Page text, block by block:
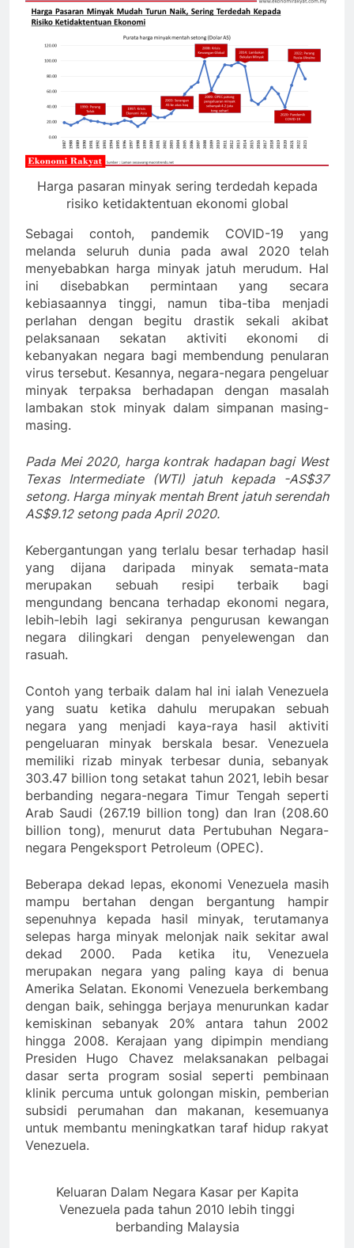
Harga pasaran minyak sering terdedah kepada
risiko ketidaktentuan ekonomi global
Sebagai contoh, pandemik COVID-19 yang
melanda seluruh dunia pada awal 2020 telah
menyebabkan harga minyak jatuh merudum. Hal
ini disebabkan permintaan yang secara
kebiasaannya tinggi, namun tiba-tiba menjadi
perlahan dengan begitu drastik sekali akibat
pelaksanaan sekatan aktiviti ekonomi di
kebanyakan negara bagi membendung penularan
virus tersebut. Kesannya, negara-negara pengeluar
minyak terpaksa berhadapan dengan masalah
lambakan stok minyak dalam simpanan masing-
masing.
Pada Mei 2020, harga kontrak hadapan bagi West
Texas Intermediate (WTI) jatuh kepada -AS$37
setong. Harga minyak mentah Brent jatuh serendah
AS$9.12 setong pada April 2020.
Kebergantungan yang terlalu besar terhadap hasil
yang dijana daripada minyak semata-mata
merupakan sebuah resipi terbaik bagi
mengundang bencana terhadap ekonomi negara,
lebih-lebih lagi sekiranya pengurusan kewangan
negara dilingkari dengan penyelewengan dan
rasuah.
Contoh yang terbaik dalam hal ini ialah Venezuela
yang suatu ketika dahulu merupakan sebuah
negara yang menjadi kaya-raya hasil aktiviti
pengeluaran minyak berskala besar. Venezuela
memiliki rizab minyak terbesar dunia, sebanyak
303.47 billion tong setakat tahun 2021, lebih besar
berbanding negara-negara Timur Tengah seperti
Arab Saudi (267.19 billion tong) dan Iran (208.60
billion tong), menurut data Pertubuhan Negara-
negara Pengeksport Petroleum (OPEC).
Beberapa dekad lepas, ekonomi Venezuela masih
mampu bertahan dengan bergantung hampir
sepenuhnya kepada hasil minyak, terutamanya
selepas harga minyak melonjak naik sekitar awal
dekad 2000. Pada ketika itu, Venezuela
merupakan negara yang paling kaya di benua
Amerika Selatan. Ekonomi Venezuela berkembang
dengan baik, sehingga berjaya menurunkan kadar
kemiskinan sebanyak 20% antara tahun 2002
hingga 2008. Kerajaan yang dipimpin mendiang
Presiden Hugo Chavez melaksanakan pelbagai
dasar serta program sosial seperti pembinaan
klinik percuma untuk golongan miskin, pemberian
subsidi perumahan dan makanan, kesemuanya
untuk membantu meningkatkan taraf hidup rakyat
Venezuela.
Keluaran Dalam Negara Kasar per Kapita
Venezuela pada tahun 2010 lebih tinggi
berbanding Malaysia